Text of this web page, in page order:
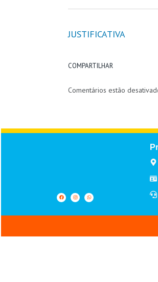
JUSTIFICATIVA
COMPARTILHAR
Comentários estão